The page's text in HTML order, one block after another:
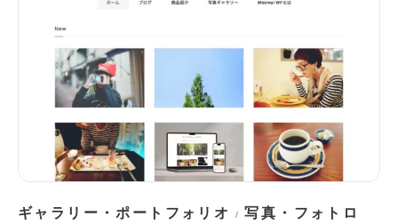
ギャラリー・ポートフォリオ /写真・フォトロ